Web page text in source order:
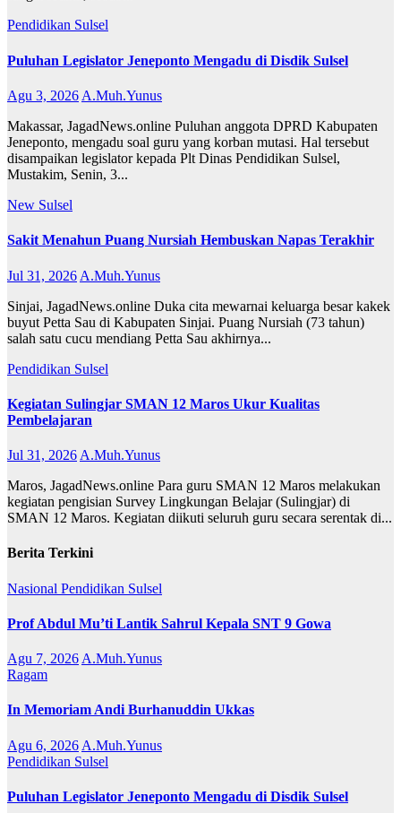
Pendidikan Sulsel
Puluhan Legislator Jeneponto Mengadu di Disdik Sulsel
Agu 3, 2026 A.Muh.Yunus
Makassar, JagadNews.online Puluhan anggota DPRD Kabupaten
Jeneponto, mengadu soal guru yang korban mutasi. Hal tersebut
disampaikan legislator kepada Plt Dinas Pendidikan Sulsel,
Mustakim, Senin, 3...
New Sulsel
Sakit Menahun Puang Nursiah Hembuskan Napas Terakhir
Jul 31, 2026 A.Muh.Yunus
Sinjai, JagadNews.online Duka cita mewarnai keluarga besar kakek
buyut Petta Sau di Kabupaten Sinjai. Puang Nursiah (73 tahun)
salah satu cucu mendiang Petta Sau akhirnya...
Pendidikan Sulsel
Kegiatan Sulingjar SMAN 12 Maros Ukur Kualitas
Pembelajaran
Jul 31, 2026 A.Muh.Yunus
Maros, JagadNews.online Para guru SMAN 12 Maros melakukan
kegiatan pengisian Survey Lingkungan Belajar (Sulingjar) di
SMAN 12 Maros. Kegiatan diikuti seluruh guru secara serentak di...
Berita Terkini
Nasional Pendidikan Sulsel
Prof Abdul Mu’ti Lantik Sahrul Kepala SNT 9 Gowa
Agu 7, 2026 A.Muh.Yunus
Ragam
In Memoriam Andi Burhanuddin Ukkas
Agu 6, 2026 A.Muh.Yunus
Pendidikan Sulsel
Puluhan Legislator Jeneponto Mengadu di Disdik Sulsel